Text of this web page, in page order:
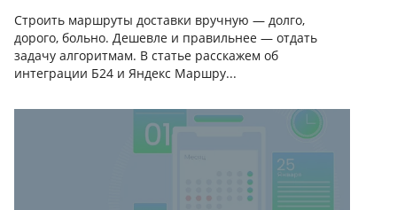
Строить маршруты доставки вручную — долго,
дорого, больно. Дешевле и правильнее — отдать
задачу алгоритмам. В статье расскажем об
интеграции Б24 и Яндекс Маршру...